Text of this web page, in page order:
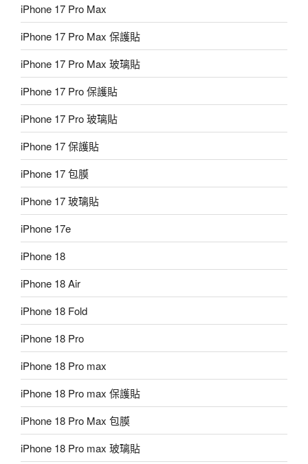
iPhone 17 Pro Max
iPhone 17 Pro Max 保護貼
iPhone 17 Pro Max 玻璃貼
iPhone 17 Pro 保護貼
iPhone 17 Pro 玻璃貼
iPhone 17 保護貼
iPhone 17 包膜
iPhone 17 玻璃貼
iPhone 17e
iPhone 18
iPhone 18 Air
iPhone 18 Fold
iPhone 18 Pro
iPhone 18 Pro max
iPhone 18 Pro max 保護貼
iPhone 18 Pro Max 包膜
iPhone 18 Pro max 玻璃貼